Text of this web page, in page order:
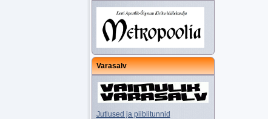
Varasalv
Jutlused ja piiblitunnid